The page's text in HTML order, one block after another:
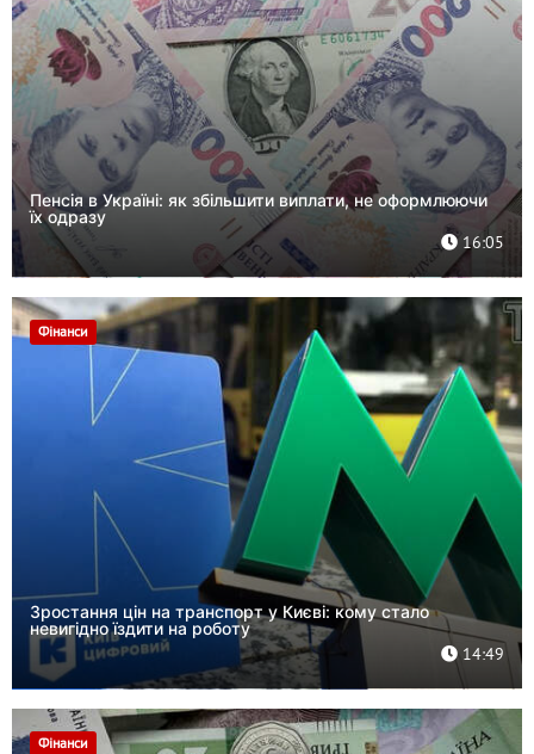
Пенсія в Україні: як збільшити виплати, не оформлюючи
їх одразу
16:05
Фінанси
Зростання цін на транспорт у Києві: кому стало
невигідно їздити на роботу
14:49
Фінанси